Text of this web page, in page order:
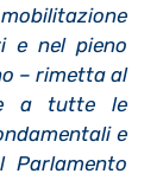
e nel pieno
– rimetta al
a tutte le
e
Parlamento